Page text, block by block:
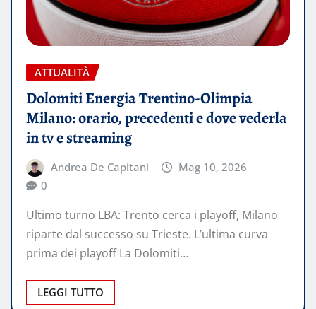
ATTUALITÀ
Dolomiti Energia Trentino-Olimpia
Milano: orario, precedenti e dove vederla
in tv e streaming
Andrea De Capitani
Mag 10, 2026
0
Ultimo turno LBA: Trento cerca i playoff, Milano
riparte dal successo su Trieste. L’ultima curva
prima dei playoff La Dolomiti…
LEGGI TUTTO